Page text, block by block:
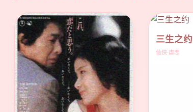
三生之约
仙侠·虐恋